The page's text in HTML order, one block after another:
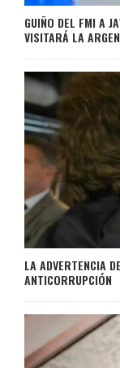
GUIÑO DEL FMI A
VISITARÁ LA
LA ADVERTENCIA
ANTICORRUPCIÓN